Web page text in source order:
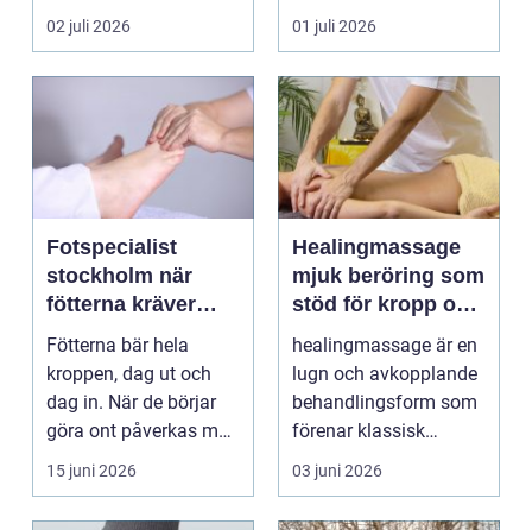
muskler och
nervsyste...
02 juli 2026
Andra har ...
01 juli 2026
Fotspecialist
stockholm när
fötterna kräver
mer än vanliga
sulor
Fötterna bär hela
kroppen, dag ut och
dag in. När de börjar
göra ont påverkas mer
15 juni 2026
Healingmassage
mjuk beröring som
stöd för kropp och
själ
healingmassage är en
lugn och avkopplande
behandlingsform som
förenar klassisk
massage med
energibas...
03 juni 2026